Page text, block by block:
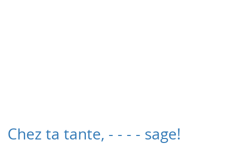
Chez ta tante, - - - - sage!